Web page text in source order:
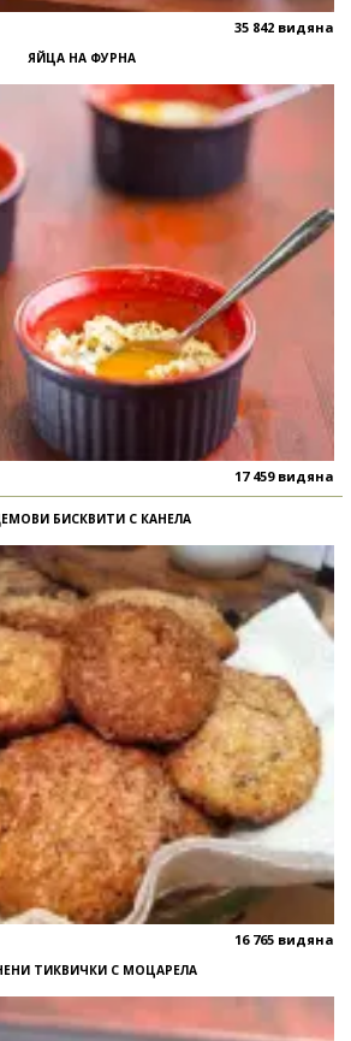
35 842 видяна
ЯЙЦА НА ФУРНА
17 459 видяна
БИСКВИТИ С КАНЕЛА
16 765 видяна
ТИКВИЧКИ С МОЦАРЕЛА